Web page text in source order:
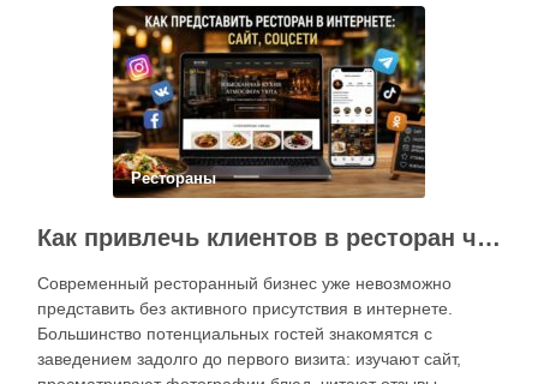
Рестораны
Как привлечь клиентов в ресторан через интернет: каким должен быть сайт и как эффективно использовать социальные сети
Современный ресторанный бизнес уже невозможно
представить без активного присутствия в интернете.
Большинство потенциальных гостей знакомятся с
заведением задолго до первого визита: изучают сайт,